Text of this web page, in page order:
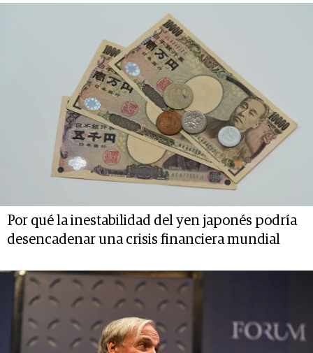
Por qué la inestabilidad del yen japonés podría
desencadenar una crisis financiera mundial